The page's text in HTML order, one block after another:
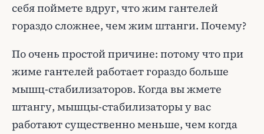
себя поймете вдруг, что жим гантелей
гораздо сложнее, чем жим штанги. Почему?
По очень простой причине: потому что при
жиме гантелей работает гораздо больше
мышц-стабилизаторов. Когда вы жмете
штангу, мышцы-стабилизаторы у вас
работают существенно меньше, чем когда